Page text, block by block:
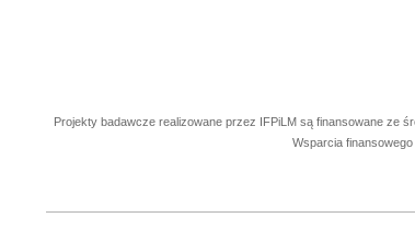
Projekty badawcze realizowane przez IFPiLM są finansowane ze
Wsparcia